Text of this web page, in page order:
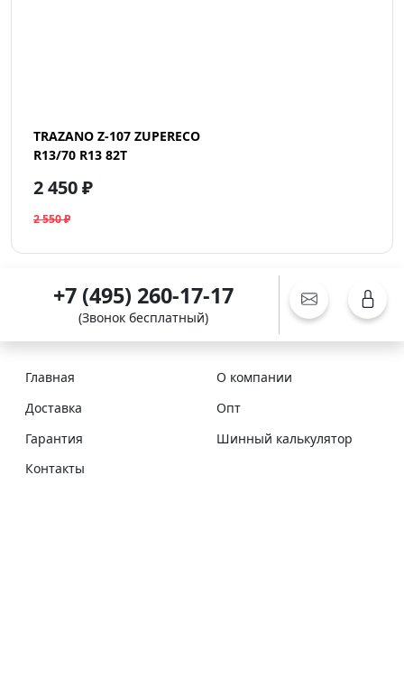
TRAZANO Z-107 ZUPERECO
R13/70 R13 82T
2 450 ₽
2 550 ₽
+7 (495) 260-17-17
(Звонок бесплатный)
Главная
О компании
Доставка
Опт
Гарантия
Шинный калькулятор
Контакты